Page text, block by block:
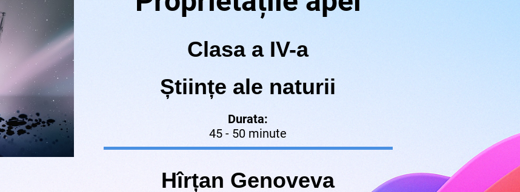
Clasa a IV-a
Științe ale naturii
Durata:
45 - 50 minute
Hîrțan Genoveva